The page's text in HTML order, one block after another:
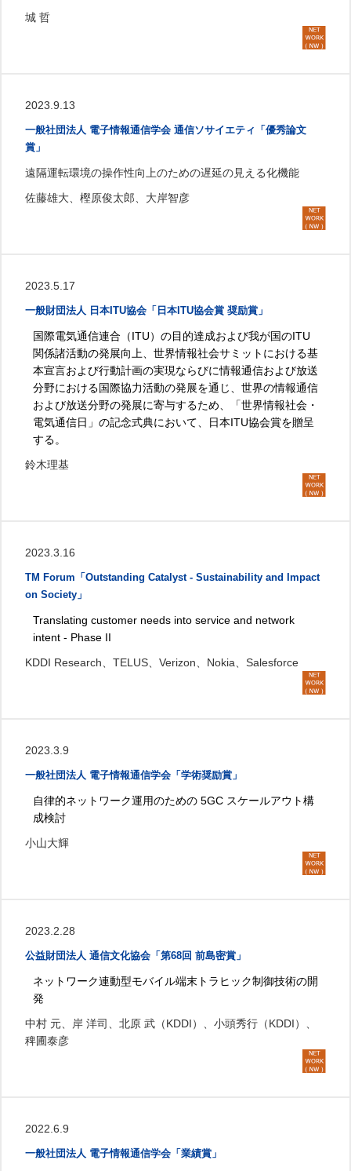
城 哲
2023.9.13
一般社団法人 電子情報通信学会 通信ソサイエティ「優秀論文
賞」
遠隔運転環境の操作性向上のための遅延の見える化機能
佐藤雄大、樫原俊太郎、大岸智彦
2023.5.17
一般財団法人 日本ITU協会「日本ITU協会賞 奨励賞」
国際電気通信連合（ITU）の目的達成および我が国のITU
関係諸活動の発展向上、世界情報社会サミットにおける基
本宣言および行動計画の実現ならびに情報通信および放送
分野における国際協力活動の発展を通じ、世界の情報通信
および放送分野の発展に寄与するため、「世界情報社会・
電気通信日」の記念式典において、日本ITU協会賞を贈呈
する。
鈴木理基
2023.3.16
TM Forum「Outstanding Catalyst - Sustainability and Impact
on Society」
Translating customer needs into service and network
intent - Phase II
KDDI Research、TELUS、Verizon、Nokia、Salesforce
2023.3.9
一般社団法人 電子情報通信学会「学術奨励賞」
自律的ネットワーク運用のための 5GC スケールアウト構
成検討
小山大輝
2023.2.28
公益財団法人 通信文化協会「第68回 前島密賞」
ネットワーク連動型モバイル端末トラヒック制御技術の開
発
中村 元、岸 洋司、北原 武（KDDI）、小頭秀行（KDDI）、
稗圃泰彦
2022.6.9
一般社団法人 電子情報通信学会「業績賞」